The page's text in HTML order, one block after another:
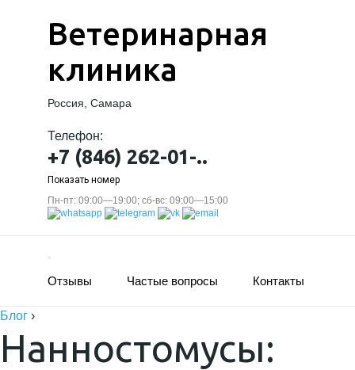
Ветеринарная
клиника
Россия, Самара
Телефон:
+7 (846) 262-01-..
Показать номер
Пн-пт: 09:00—19:00; сб-вс: 09:00—15:00
Отзывы Частые вопросы Контакты
Блог ›
Нанностомусы: